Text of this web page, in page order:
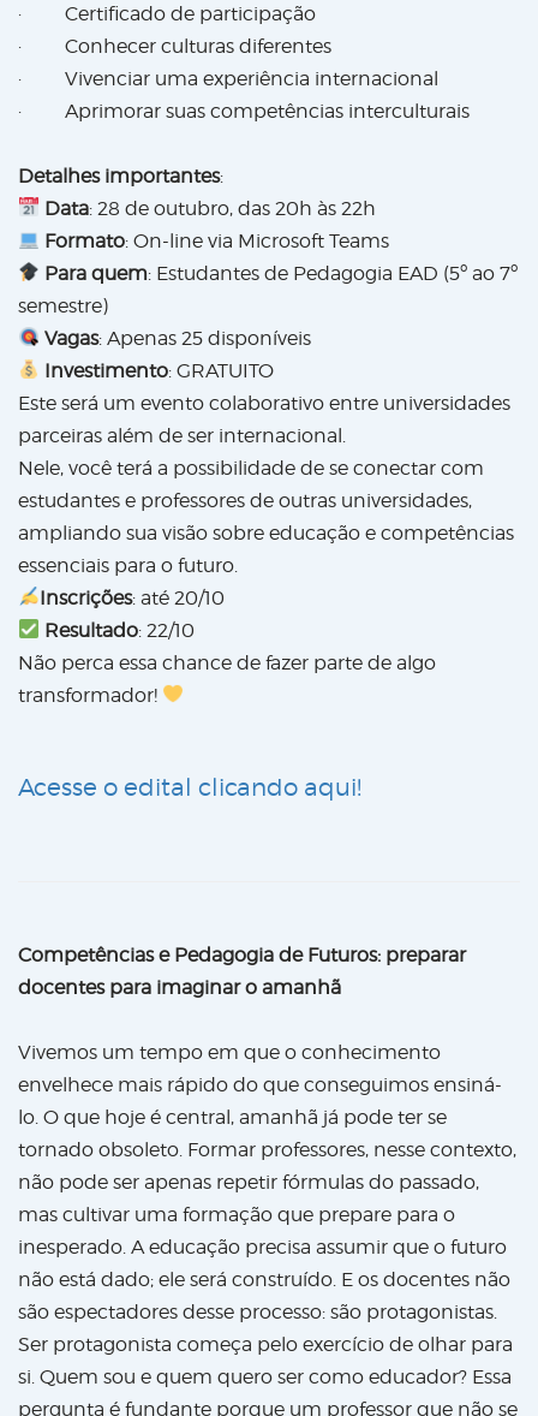
· Certificado de participação
· Conhecer culturas diferentes
· Vivenciar uma experiência internacional
· Aprimorar suas competências interculturais
Detalhes importantes:
Data: 28 de outubro, das 20h às 22h
Formato: On-line via Microsoft Teams
Para quem: Estudantes de Pedagogia EAD (5º ao 7º
semestre)
Vagas: Apenas 25 disponíveis
Investimento: GRATUITO
Este será um evento colaborativo entre universidades
parceiras além de ser internacional.
Nele, você terá a possibilidade de se conectar com
estudantes e professores de outras universidades,
ampliando sua visão sobre educação e competências
essenciais para o futuro.
Inscrições: até 20/10
Resultado: 22/10
Não perca essa chance de fazer parte de algo
transformador!
Acesse o edital clicando aqui!
Competências e Pedagogia de Futuros: preparar
docentes para imaginar o amanhã
Vivemos um tempo em que o conhecimento
envelhece mais rápido do que conseguimos ensiná-
lo. O que hoje é central, amanhã já pode ter se
tornado obsoleto. Formar professores, nesse contexto,
não pode ser apenas repetir fórmulas do passado,
mas cultivar uma formação que prepare para o
inesperado. A educação precisa assumir que o futuro
não está dado; ele será construído. E os docentes não
são espectadores desse processo: são protagonistas.
Ser protagonista começa pelo exercício de olhar para
si. Quem sou e quem quero ser como educador? Essa
pergunta é fundante porque um professor que não se